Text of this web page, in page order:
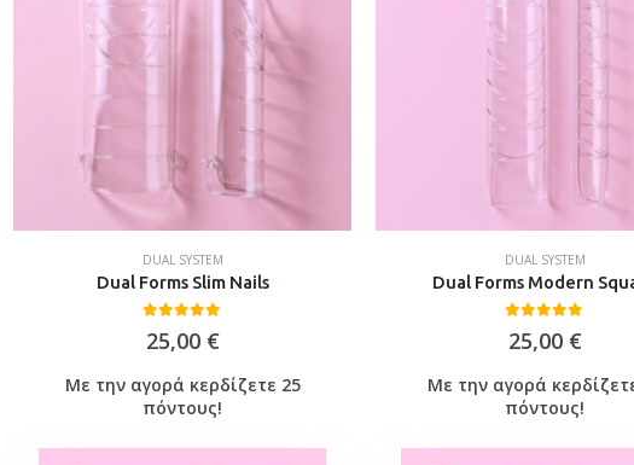
DUAL SYSTEM
Dual Forms Slim Nails
25,00 €
Με την αγορά κερδίζετε 25
πόντους!
DUAL SYSTEM
Dual Forms Modern
25,00 €
Με την αγορά
πόντους!